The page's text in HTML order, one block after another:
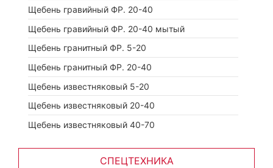
Щебень гравийный ФР. 20-40
Щебень гравийный ФР. 20-40 мытый
Щебень гранитный ФР. 5-20
Щебень гранитный ФР. 20-40
Щебень известняковый 5-20
Щебень известняковый 20-40
Щебень известняковый 40-70
СПЕЦТЕХНИКА